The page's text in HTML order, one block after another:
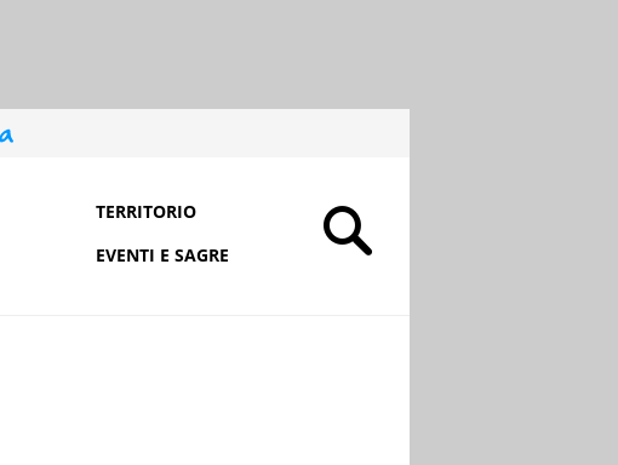
TERRITORIO
EVENTI E SAGRE